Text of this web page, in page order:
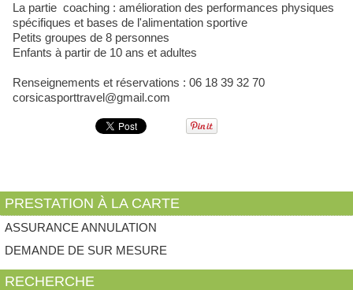
La partie coaching : amélioration des performances physiques
spécifiques et bases de l'alimentation sportive
Petits groupes de 8 personnes
Enfants à partir de 10 ans et adultes
Renseignements et réservations : 06 18 39 32 70
corsicasporttravel@gmail.com
PRESTATION À LA CARTE
ASSURANCE ANNULATION
DEMANDE DE SUR MESURE
RECHERCHE